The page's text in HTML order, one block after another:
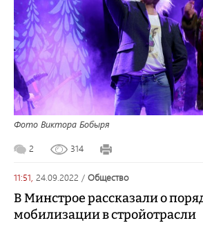
Фото Виктора Бобыря
2 314
11:51, 24.09.2022 / общество
В Минстрое рассказали о
мобилизации в стройотрасли